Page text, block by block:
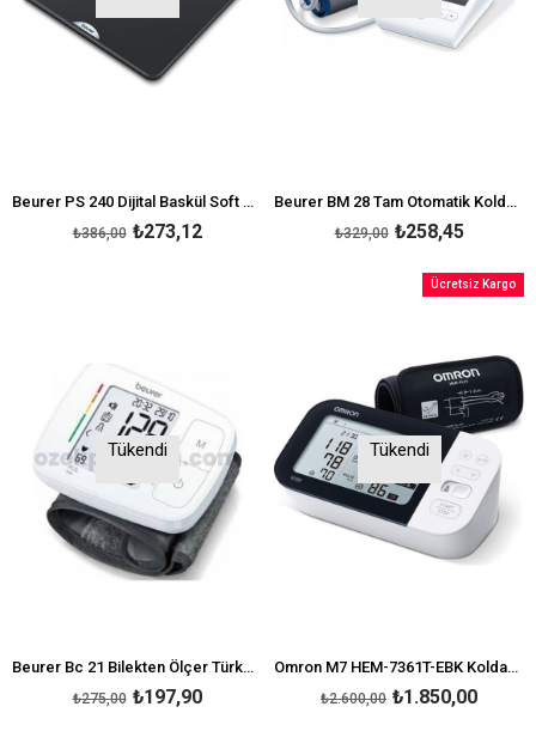
Beurer PS 240 Dijital Baskül Soft Grip
₺273,12
₺386,00
Beurer BM 28 Tam Otomatik Koldan Ölçen Tansiyon Aleti
₺258,45
₺329,00
Tükendi
Beurer Bc 21 Bilekten Ölçer Türkçe Konuşan Tansiyon Aleti
₺197,90
₺275,00
Tükendi
Omron M7 HEM-7361T-EBK Koldan Ölçer Çift Hafızalı Tansiyon Aleti
₺1.850,00
₺2.600,00
Ücretsiz Kargo